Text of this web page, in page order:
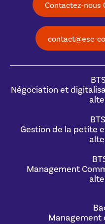
Contactez-nous
contact@esc-
Négociation et
Gestion de la petite
Management
Management